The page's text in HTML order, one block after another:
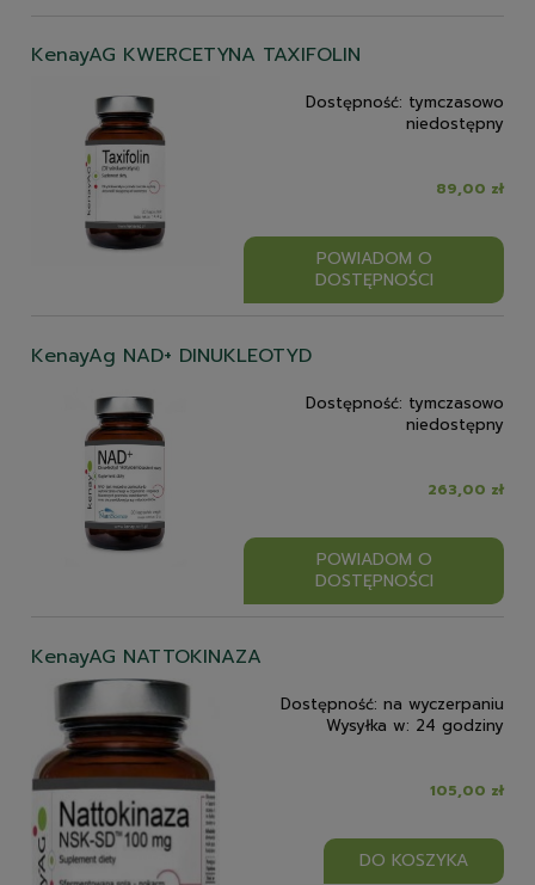
KenayAG KWERCETYNA TAXIFOLIN
Dostępność: tymczasowo
niedostępny
89,00 zł
POWIADOM O
DOSTĘPNOŚCI
KenayAg NAD+ DINUKLEOTYD
Dostępność: tymczasowo
niedostępny
263,00 zł
POWIADOM O
DOSTĘPNOŚCI
KenayAG NATTOKINAZA
Dostępność: na wyczerpaniu
Wysyłka w: 24 godziny
105,00 zł
DO KOSZYKA